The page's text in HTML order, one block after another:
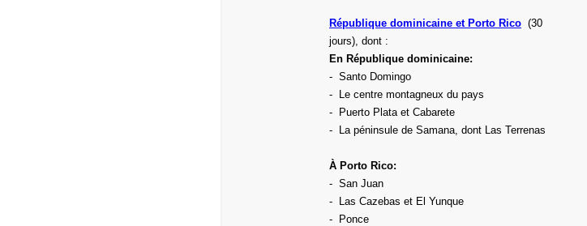
République dominicaine et Porto Rico (30
jours), dont :
En République dominicaine:
- Santo Domingo
- Le centre montagneux du pays
- Puerto Plata et Cabarete
- La péninsule de Samana, dont Las Terrenas
À Porto Rico:
- San Juan
- Las Cazebas et El Yunque
- Ponce